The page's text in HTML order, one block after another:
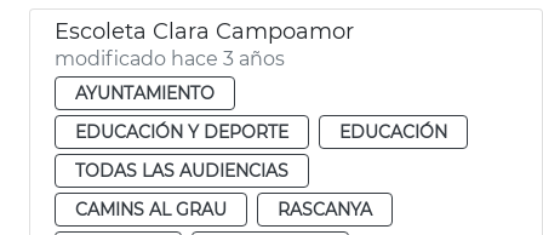
Escoleta Clara Campoamor
modificado hace 3 años
AYUNTAMIENTO
EDUCACIÓN Y DEPORTE
EDUCACIÓN
TODAS LAS AUDIENCIAS
CAMINS AL GRAU
RASCANYA